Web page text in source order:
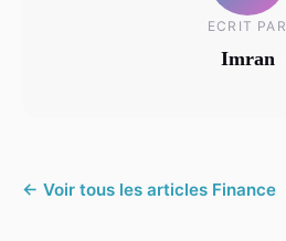
ECRIT PAR
Imran
← Voir tous les articles Finance